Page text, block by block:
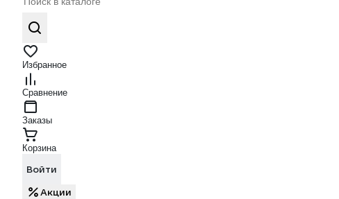
Избранное
Сравнение
Заказы
Корзина
Войти
Акции